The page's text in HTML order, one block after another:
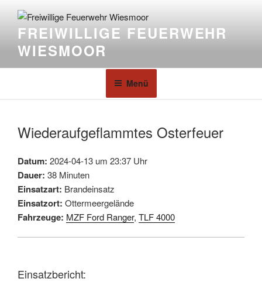
FREIWILLIGE FEUERWEHR
WIESMOOR
Menü
Wiederaufgeflammtes Osterfeuer
Datum: 2024-04-13 um 23:37 Uhr
Dauer: 38 Minuten
Einsatzart: Brandeinsatz
Einsatzort: Ottermeergelände
Fahrzeuge: MZF Ford Ranger, TLF 4000
Einsatzbericht: